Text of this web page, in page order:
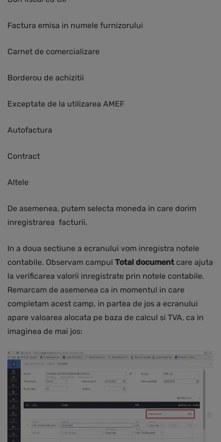
Factura emisa in numele furnizorului
Carnet de comercializare
Borderou de achizitii
Exceptate de la utilizarea AMEF
Autofactura
Contract
Altele
De asemenea, putem selecta moneda in care dorim
inregistrarea facturii.
In a doua sectiune a ecranului vom inregistra notele
contabile. Observam campul Total document care ajuta
la verificarea valorii inregistrate prin notele contabile.
Remarcam de asemenea ca in momentul in care
completam acest camp, in partea de jos a ecranului
apare valoarea alocata pe baza de calcul si TVA, ca in
imaginea de mai jos: